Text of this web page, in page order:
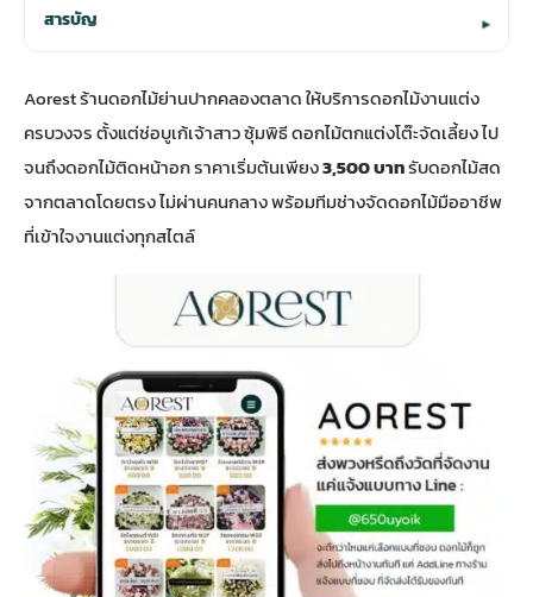
สารบัญ ▾
Aorest ร้านดอกไม้ย่านปากคลองตลาด ให้บริการดอกไม้งานแต่ง
ครบวงจร ตั้งแต่ช่อบูเก้เจ้าสาว ซุ้มพิธี ดอกไม้ตกแต่งโต๊ะจัดเลี้ยง ไป
จนถึงดอกไม้ติดหน้าอก ราคาเริ่มต้นเพียง3,500 บาทรับดอกไม้สด
จากตลาดโดยตรง ไม่ผ่านคนกลาง พร้อมทีมช่างจัดดอกไม้มืออาชีพ
ที่เข้าใจงานแต่งทุกสไตล์